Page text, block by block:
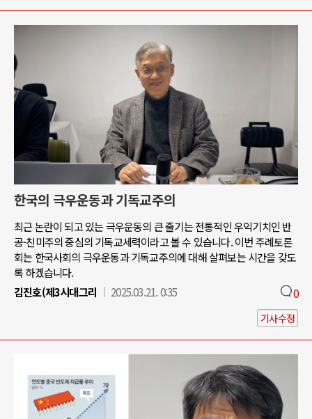
한국의 극우운동과 기독교주의
최근 논란이 되고 있는 극우운동의 큰 줄기는 전통적인 우익기치인 반
공-친미주의 중심의 기독교세력이라고 볼 수 있습니다. 이번 주례토론
회는 한국사회의 극우운동과 기독교주의에 대해 살펴보는 시간을 갖도
록 하겠습니다.
김진호(제3시대그리
2025.03.21. 0:35 0
기사수정